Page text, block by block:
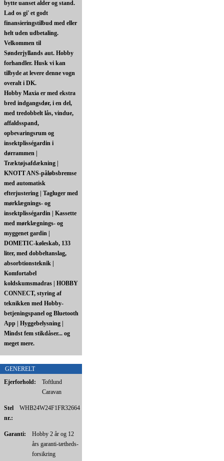
bytte uanset alder og stand.
Lad os gi' et godt
finansieringstilbud med eller
helt uden udbetaling.
Velkommen til
Sønderjyllands aut. Hobby
forhandler. Husk vi kan
tilbyde at levere denne vogn
overalt i DK.
Hobby Maxia er med ekstra
bred indgangsdør, i en del,
med tredobbelt lås, vindue,
affaldsspand,
opbevaringsrum og
insektplisségardin i
dørrammen |
Træktøjsafdækning |
KNOTT ANS-påløbsbremse
med automatisk
efterjustering | Tagluger med
mørklægnings- og
insektplisségardin | Kassette
med mørklægnings- og
myggenet gardin |
DOMETIC-køleskab, 133
liter, med dobbeltanslag,
absorbtionsteknik |
Komfortabel
koldskumsmadras | HOBBY
CONNECT, styring af
teknikken med Hobby-
betjeningspanel og Bluetooth
App | Hyggebelysning |
Mindst fem stikdåser... og
meget mere.
GENERELT
Ejerforhold:
Toftlund
Caravan
Stel
nr.:
WHB24W24F1FR32664
Garanti:
Hobby 2 år og 12
års garanti-tætheds-
forsikring